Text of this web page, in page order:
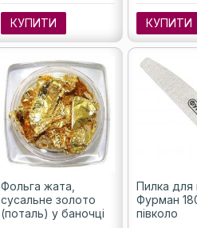
КУПИТИ КУПИТИ
Фольга жата,
сусальне золото
(поталь) у баночці
Пилка для
Фурман
півколо